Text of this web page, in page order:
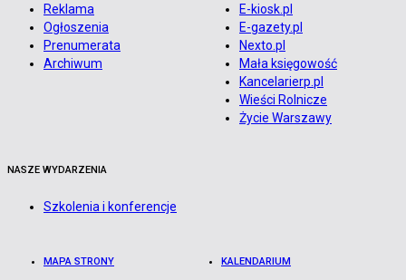
Reklama
Ogłoszenia
Prenumerata
Archiwum
E-kiosk.pl
E-gazety.pl
Nexto.pl
Mała księgowość
Kancelarierp.pl
Wieści Rolnicze
Życie Warszawy
NASZE WYDARZENIA
Szkolenia i konferencje
MAPA STRONY KALENDARIUM